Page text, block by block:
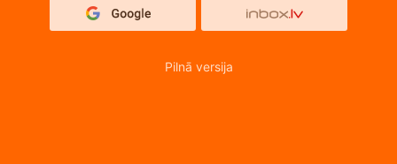
Pilnā versija